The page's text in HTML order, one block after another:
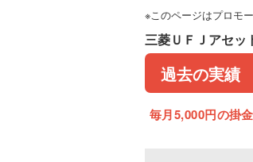
※このページはプロモ
三菱ＵＦＪアセッ
過去の実績
毎月5,000円の掛